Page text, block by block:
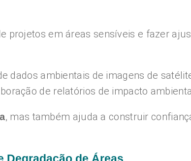
projetos em áreas sensíveis e fazer
dados ambientais de imagens de
de relatórios de impacto
, mas também ajuda a construir